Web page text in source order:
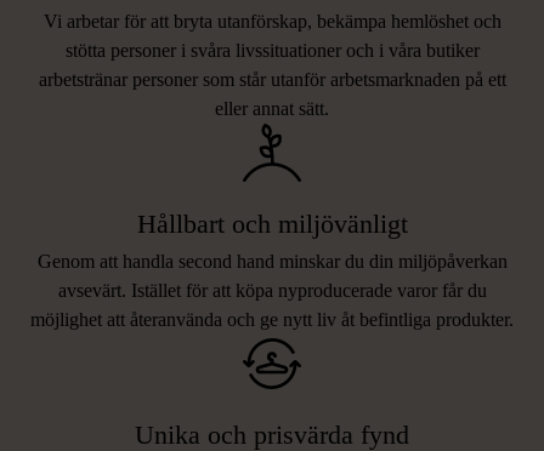
Vi arbetar för att bryta utanförskap, bekämpa hemlöshet och
stötta personer i svåra livssituationer och i våra butiker
arbetstränar personer som står utanför arbetsmarknaden på ett
eller annat sätt.
Hållbart och miljövänligt
Genom att handla second hand minskar du din miljöpåverkan
avsevärt. Istället för att köpa nyproducerade varor får du
möjlighet att återanvända och ge nytt liv åt befintliga produkter.
Unika och prisvärda fynd